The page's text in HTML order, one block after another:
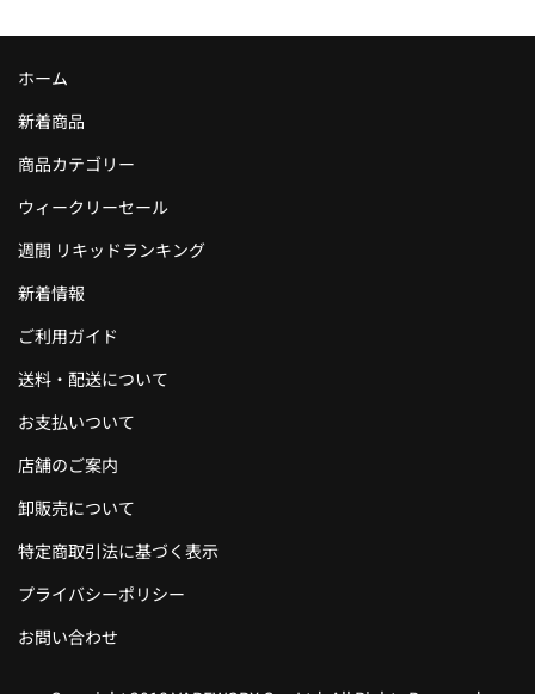
ホーム
新着商品
商品カテゴリー
ウィークリーセール
週間 リキッドランキング
新着情報
ご利用ガイド
送料・配送について
お支払いついて
店舗のご案内
卸販売について
特定商取引法に基づく表示
プライバシーポリシー
お問い合わせ